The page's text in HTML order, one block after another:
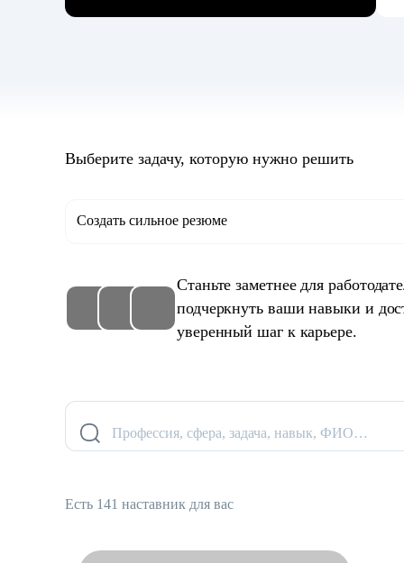
Выберите задачу, которую нужно решить
Создать сильное резюме
Станьте заметнее для
подчеркнуть ваши навыки и
уверенный шаг к карьере.
Профессия, сфера, задача, навык, ФИО…
Есть 141 наставник для вас